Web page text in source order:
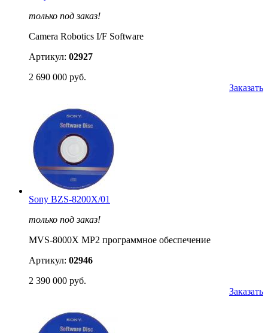
только под заказ!
Camera Robotics I/F Software
Артикул: 02927
2 690 000 руб.
Заказать
Sony BZS-8200X/01
только под заказ!
MVS-8000X MP2 программное обеспечение
Артикул: 02946
2 390 000 руб.
Заказать